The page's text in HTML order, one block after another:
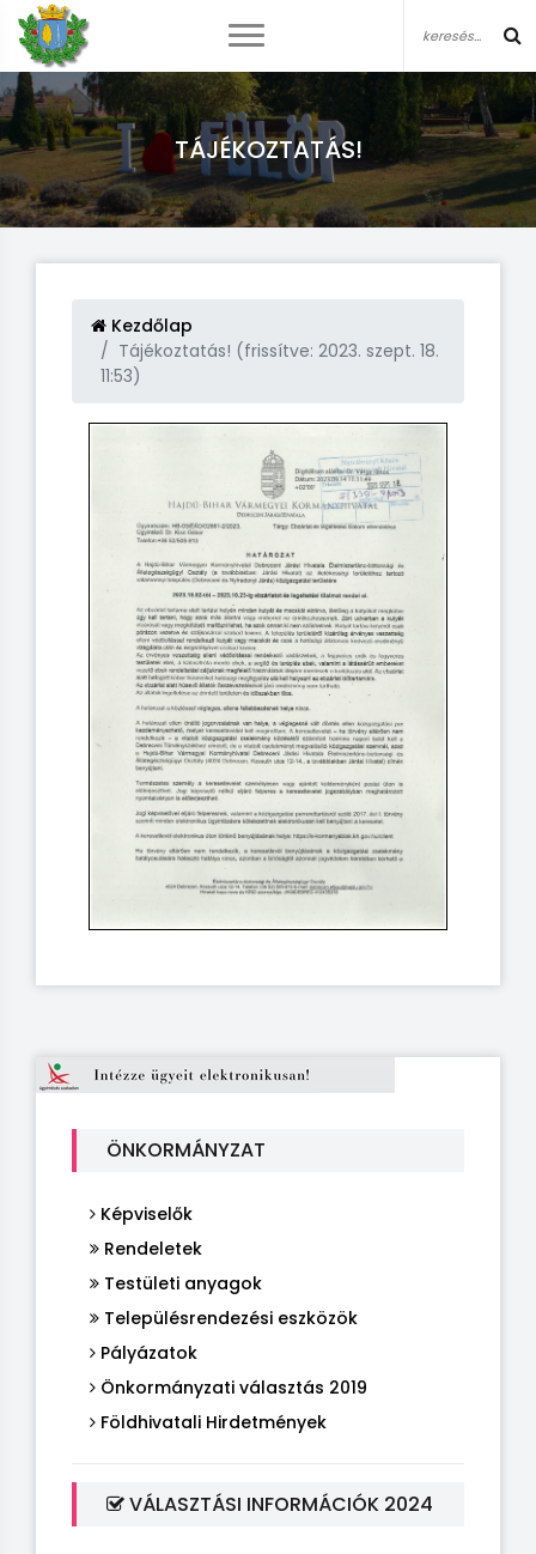
TÁJÉKOZTATÁS!
ÖNKORMÁNYZAT
Képviselők
Rendeletek
Testületi anyagok
Településrendezési eszközök
Pályázatok
Önkormányzati választás 2019
Földhivatali Hirdetmények
VÁLASZTÁSI INFORMÁCIÓK 2024
Kezdőlap
Tájékoztatás! (frissítve: 2023. szept. 18.
11:53)